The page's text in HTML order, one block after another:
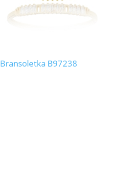
Bransoletka B97238